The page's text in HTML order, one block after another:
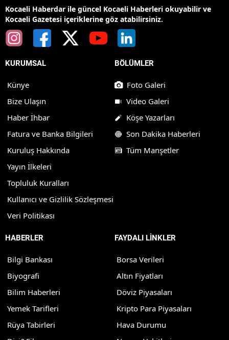
Kocaeli Haberdar ile güncel Kocaeli Haberleri okuyabilir ve
Kocaeli Gazetesi içeriklerine göz atabilirsiniz.
KURUMSAL
Künye
Bize Ulaşın
Haber İhbar
Fatura ve Banka Bilgileri
Kuruluş Hakkında
Yayın İlkeleri
Topluluk Kuralları
Kullanıcı ve Gizlilik Sözleşmesi
Veri Politikası
BÖLÜMLER
Foto Galeri
Video Galeri
Köşe Yazarları
Son Dakika Haberleri
Tüm Manşetler
HABERLER
Bilgi Bankası
Biyografi
Bilim Haberleri
Yemek Tarifleri
Rüya Tabirleri
FAYDALI LİNKLER
Borsa Verileri
Altın Fiyatları
Döviz Piyasaları
Kripto Para Piyasaları
Hava Durumu